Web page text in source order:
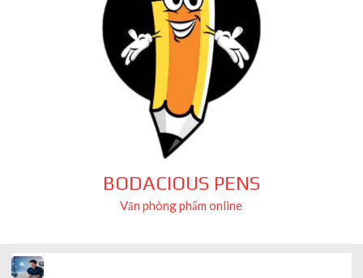
BODACIOUS PENS
Văn phòng phẩm online